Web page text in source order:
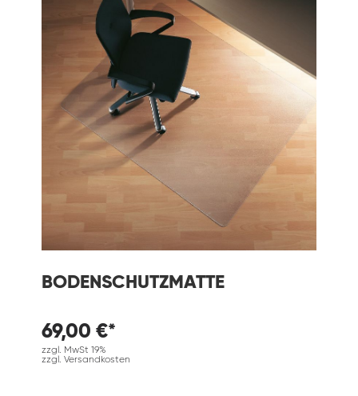
BODENSCHUTZMATTE
69,00 €*
zzgl. MwSt 19%
zzgl. Versandkosten